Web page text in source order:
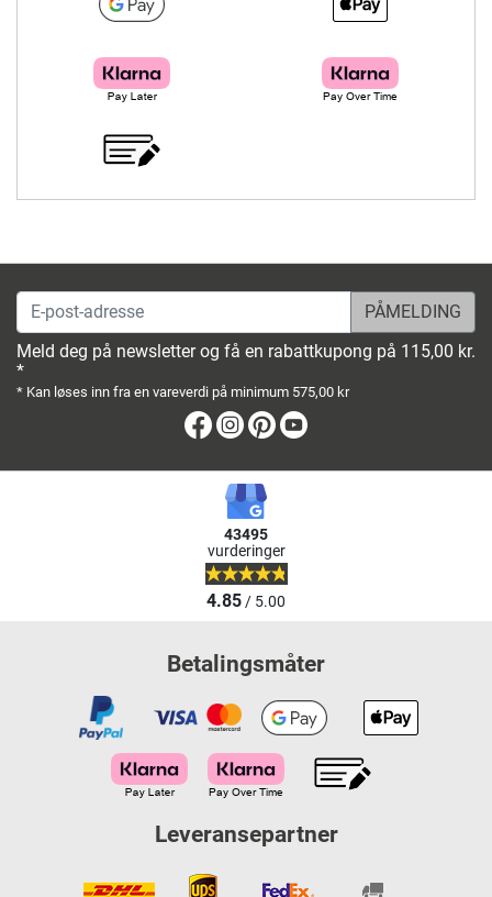
E-post-adresse
Meld deg på newsletter og få en rabattkupong på 115,00 kr.
*
* Kan løses inn fra en vareverdi på minimum 575,00 kr
Facebook
Instagram
Pinterest
43495
vurderinger
4.85/ 5.00
Betalingsmåter
Leveransepartner